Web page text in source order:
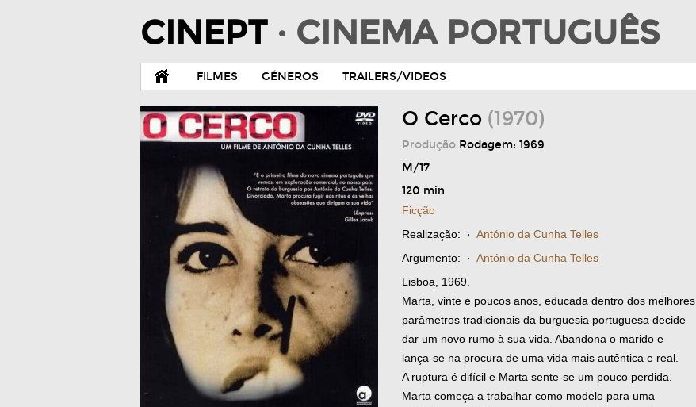
CINEPT · CINEMA PORTUGUÊS
FILMES GÉNEROS TRAILERS/VIDEOS
O Cerco (1970)
Produção Rodagem: 1969
M/17
120 min
Ficção
Realização: · António da Cunha Telles
Argumento: · António da Cunha Telles
Lisboa, 1969.
Marta, vinte e poucos anos, educada dentro dos melhores
parâmetros tradicionais da burguesia portuguesa decide
dar um novo rumo à sua vida. Abandona o marido e
lança-se na procura de uma vida mais autêntica e real.
A ruptura é difícil e Marta sente-se um pouco perdida.
Marta começa a trabalhar como modelo para uma